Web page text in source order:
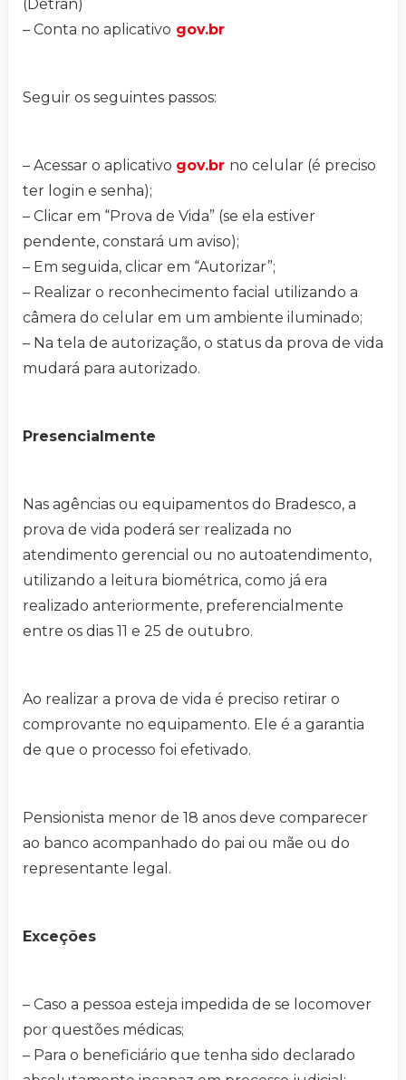
(Detran)
– Conta no aplicativo gov.br
Seguir os seguintes passos:
– Acessar o aplicativo gov.br no celular (é preciso
ter login e senha);
– Clicar em “Prova de Vida” (se ela estiver
pendente, constará um aviso);
– Em seguida, clicar em “Autorizar”;
– Realizar o reconhecimento facial utilizando a
câmera do celular em um ambiente iluminado;
– Na tela de autorização, o status da prova de vida
mudará para autorizado.
Presencialmente
Nas agências ou equipamentos do Bradesco, a
prova de vida poderá ser realizada no
atendimento gerencial ou no autoatendimento,
utilizando a leitura biométrica, como já era
realizado anteriormente, preferencialmente
entre os dias 11 e 25 de outubro.
Ao realizar a prova de vida é preciso retirar o
comprovante no equipamento. Ele é a garantia
de que o processo foi efetivado.
Pensionista menor de 18 anos deve comparecer
ao banco acompanhado do pai ou mãe ou do
representante legal.
Exceções
– Caso a pessoa esteja impedida de se locomover
por questões médicas;
– Para o beneficiário que tenha sido declarado